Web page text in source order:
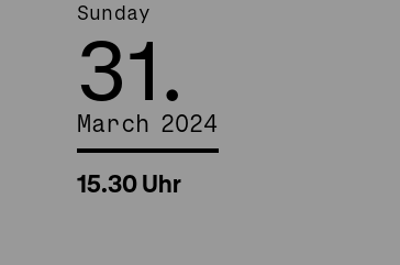
Sunday
31.
March 2024
15.30 Uhr